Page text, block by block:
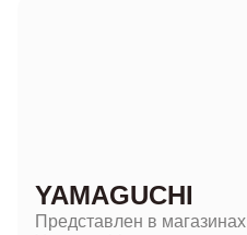
YAMAGUCHI
Представлен в магазинах